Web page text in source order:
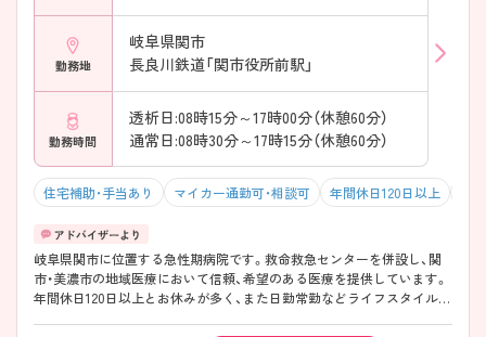
勤務地
岐阜県関市
長良川鉄道「関市役所前駅」
勤務時間
透析日:08時15分～17時00分（休憩60分）
通常日:08時30分～17時15分（休憩60分）
住宅補助・手当あり マイカー通勤可・相談可 年間休日120日以上
岐阜県関市に位置する急性期病院です。救命救急センターを併設し、関
市・美濃市の地域医療において信頼、希望のある医療を提供しています。
年間休日120日以上とお休みが多く、また日勤常勤などライフスタイルに